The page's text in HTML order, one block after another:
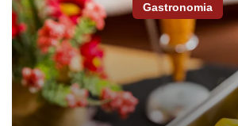
Gastronomia